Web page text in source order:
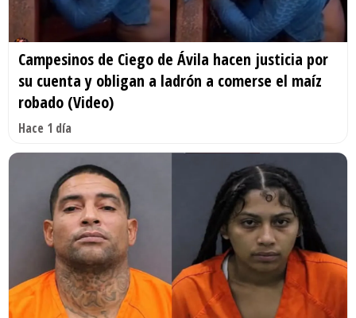
Campesinos de Ciego de Ávila hacen justicia por
su cuenta y obligan a ladrón a comerse el maíz
robado (Video)
Hace 1 día